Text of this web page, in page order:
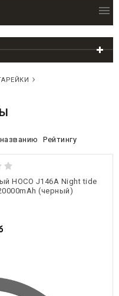
названию Рейтингу
HOCO J146A Night tide
(черный)